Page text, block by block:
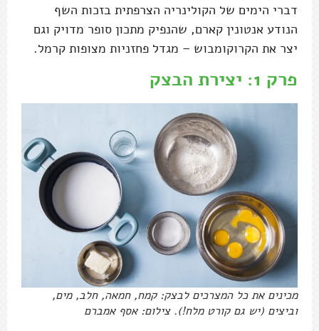
דברי הימים של הקולינריה הצרפתית בזכות השף
הנודע אנטונין קארם, שהנפיק מתכון סופר מדויק וגם
יצר את הקרוקומבוש – מגדל פחזניות מצופות קרמל.
פרק 1: יצירת הבצק
מכינים את כל המצרכים לבצק: קמח, חמאה, חלב, מים,
וביצים (יש גם קורט מלח!). צילום: אסף אמברם